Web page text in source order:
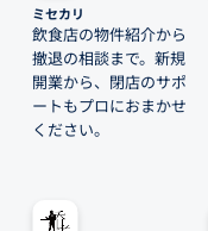
ミセカリ
飲食店の物件紹介から
撤退の相談まで。新規
開業から、閉店のサポ
ートもプロにおまかせ
ください。